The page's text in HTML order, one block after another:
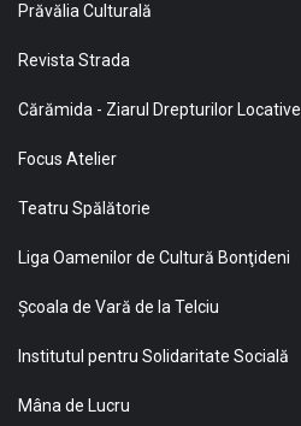
Prăvălia Culturală
Revista Strada
Cărămida - Ziarul Drepturilor Locative
Focus Atelier
Teatru Spălătorie
Liga Oamenilor de Cultură Bonţideni
Şcoala de Vară de la Telciu
Institutul pentru Solidaritate Socială
Mâna de Lucru